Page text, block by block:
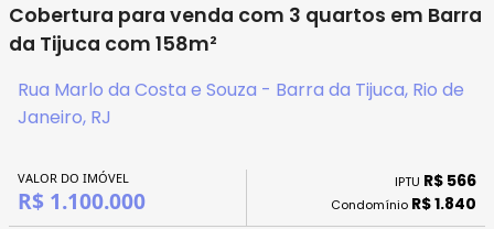
Cobertura para venda com 3 quartos em Barra
da Tijuca com 158m²
Rua Marlo da Costa e Souza - Barra da Tijuca, Rio de
Janeiro, RJ
VALOR DO IMÓVEL
R$ 1.100.000
IPTU R$ 566
Condomínio R$ 1.840